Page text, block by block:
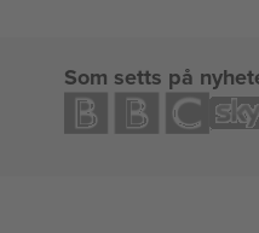
Som setts på